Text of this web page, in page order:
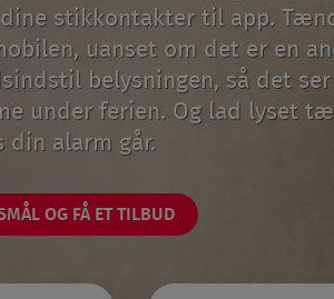
stikkontakter til app.
uanset om det er en
belysningen, så det
under ferien. Og lad lyset
din alarm går.
OG FÅ ET TILBUD